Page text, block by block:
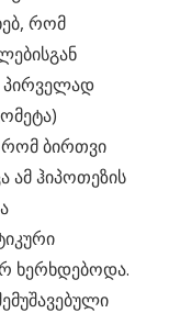
რომ
პირველად
რომ ბირთვი
ამ ჰიპოთეზის
ხერხდებოდა.